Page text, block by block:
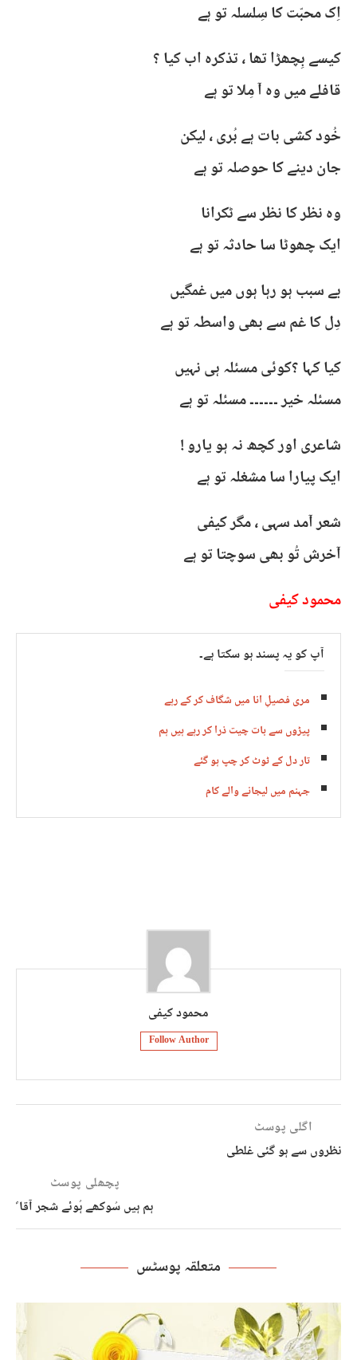
اِک محبّت کا سِلسلہ تو ہے
کیسے بِچھڑا تھا ، تذکرہ اب کیا ؟
قافلے میں وہ آ مِلا تو ہے
خُود کشی بات ہے بُری ، لیکن
جان دینے کا حوصلہ تو ہے
وہ نظر کا نظر سے ٹکرانا
ایک چھوٹا سا حادثہ تو ہے
بے سبب ہو رہا ہوں میں غمگیں
دِل کا غم سے بھی واسطہ تو ہے
کیا کہا ؟کوئی مسئلہ ہی نہیں
مسئلہ خیر ۔۔۔۔۔۔ مسئلہ تو ہے
شاعری اور کچھ نہ ہو یارو !
ایک پیارا سا مشغلہ تو ہے
شعر آمد سہی ، مگر کیفی
آخرش تُو بھی سوچتا تو ہے
محمود کیفی
آپ کو یہ پسند ہو سکتا ہے۔
مری فصیلِ انا میں شگاف کر کے رہے
پیڑوں سے بات چیت ذرا کر رہے ہیں ہم
تار دل کے ٹوٹ کر چپ ہو گئے
جہنم میں لیجانے والے کام
محمود کیفی
Follow Author
اگلی پوسٹ
نظروں سے ہو گئی غلطی
پچھلی پوسٹ
ہم ہیں سُوکھے ہُوئے شجر آقا ؐ
متعلقہ پوسٹس